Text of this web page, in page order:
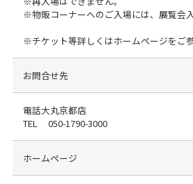
※物販コーナーへのご入場には、展覧会
※チケット等詳しくはホームページをご参
お問合せ先
電話大丸京都店
TEL 050-1790-3000
ホームページ